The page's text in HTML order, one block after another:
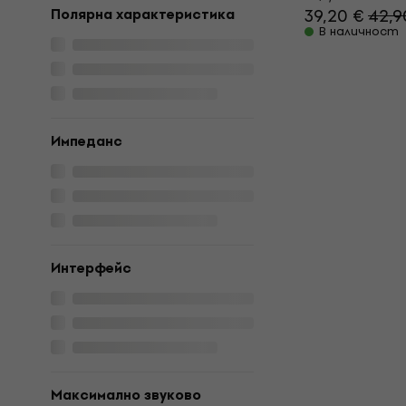
Полярна характеристика
Импеданс
Интерфейс
Максимално звуково
39,20 €
В наличност